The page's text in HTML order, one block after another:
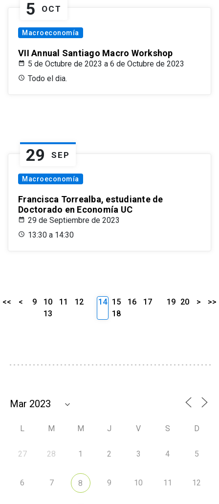
5 OCT
Macroeconomía
VII Annual Santiago Macro Workshop
5 de Octubre de 2023 a 6 de Octubre de 2023
Todo el dia.
29 SEP
Macroeconomía
Francisca Torrealba, estudiante de
Doctorado en Economía UC
29 de Septiembre de 2023
13:30 a 14:30
<< < 9 10 11
12
13
14 15 16
17
18
19 20 > >>
L M M J V S D
27 28 1 2 3 4 5
6 7 8 9 10 11 12